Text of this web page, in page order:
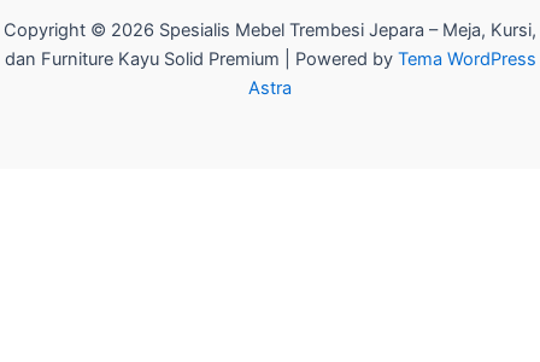
Copyright © 2026 Spesialis Mebel Trembesi Jepara – Meja, Kursi,
dan Furniture Kayu Solid Premium | Powered by Tema WordPress
Astra